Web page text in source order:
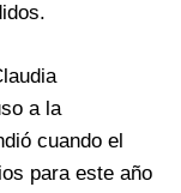
a la
cuando el
para este año